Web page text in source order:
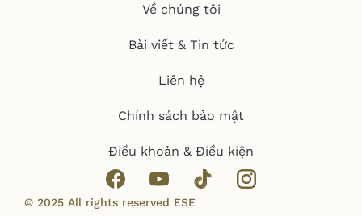
Về chúng tôi
Bài viết & Tin tức
Liên hệ
Chính sách bảo mật
Điều khoản & Điều kiện
© 2025 All rights reserved ESE